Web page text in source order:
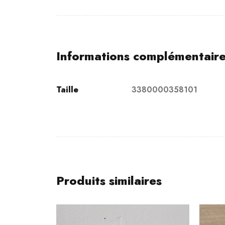
Informations
Taille 3380000358101
Produits similaires